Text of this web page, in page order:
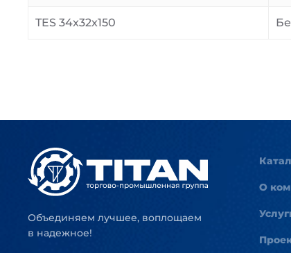
TES 34x32x150
Объединяем лучшее, воплощаем
в надежное!
О